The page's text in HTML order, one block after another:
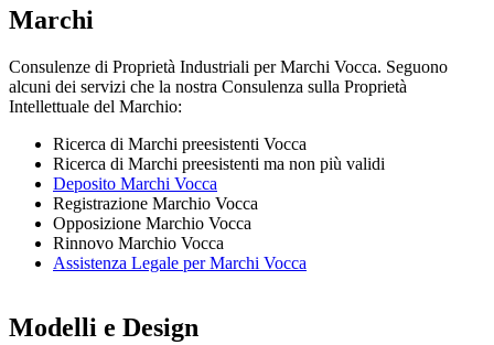
Marchi
Consulenze di Proprietà Industriali per Marchi Vocca. Seguono
alcuni dei servizi che la nostra Consulenza sulla Proprietà
Intellettuale del Marchio:
Ricerca di Marchi preesistenti Vocca
Ricerca di Marchi preesistenti ma non più validi
Deposito Marchi Vocca
Registrazione Marchio Vocca
Opposizione Marchio Vocca
Rinnovo Marchio Vocca
Assistenza Legale per Marchi Vocca
Modelli e Design